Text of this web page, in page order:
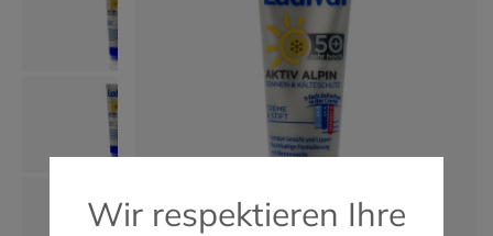
Wir respektieren Ihre